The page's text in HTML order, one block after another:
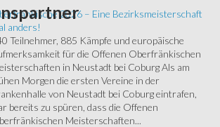
2026 – Eine Bezirksmeisterschaft
anders!
Teilnehmer, 885 Kämpfe und europäische
für die Offenen Oberfränkischen
in Neustadt bei Coburg Als am
Morgen die ersten Vereine in der
von Neustadt bei Coburg eintrafen,
bereits zu spüren, dass die Offenen
Meisterschaften...